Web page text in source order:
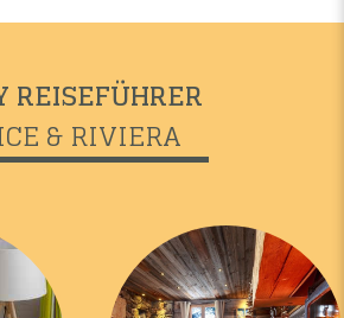
REISEFÜHRER
& RIVIERA